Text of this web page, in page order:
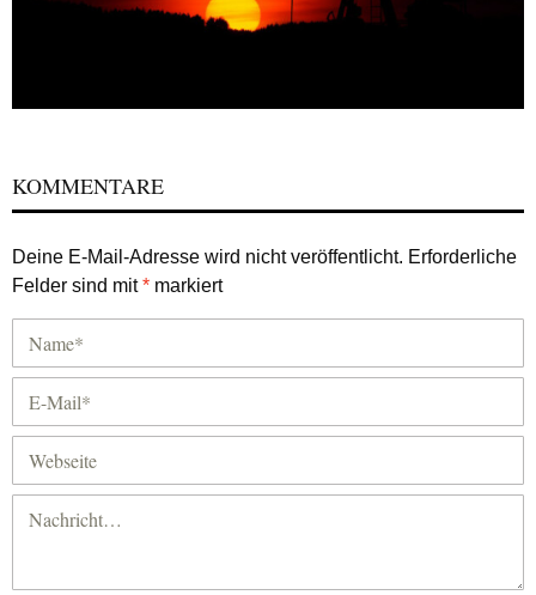
KOMMENTARE
Deine E-Mail-Adresse wird nicht veröffentlicht. Erforderliche
Felder sind mit* markiert